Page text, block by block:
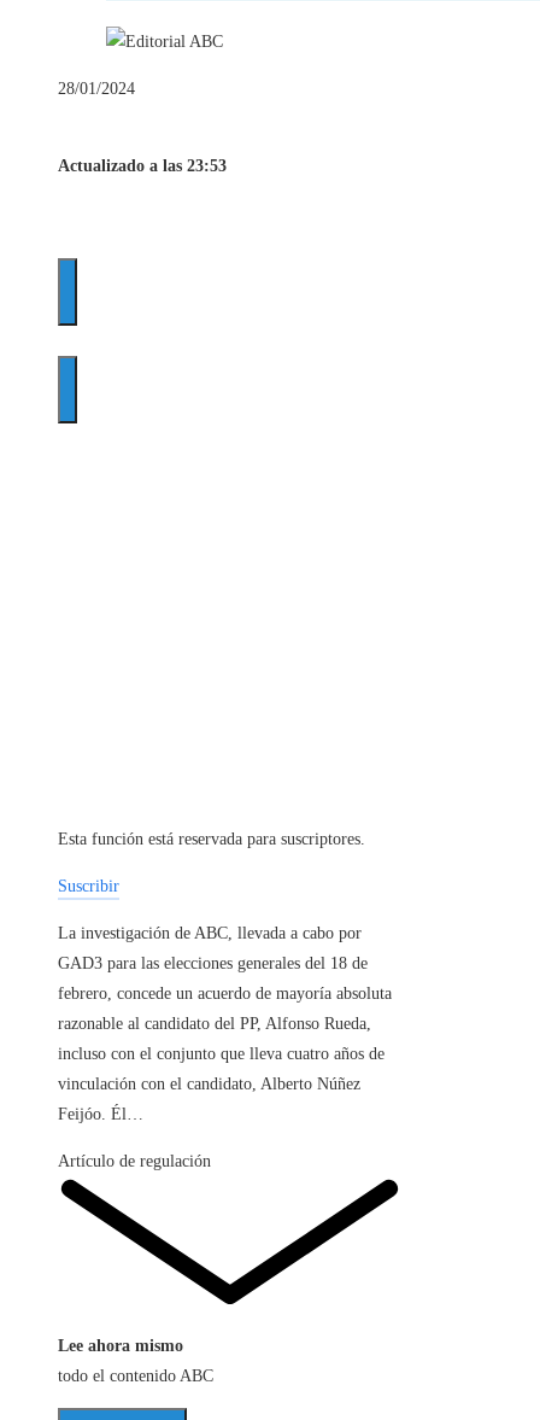
28/01/2024
Actualizado a las 23:53
Esta función está reservada para suscriptores.
Suscribir
La investigación de ABC, llevada a cabo por
GAD3 para las elecciones generales del 18 de
febrero, concede un acuerdo de mayoría absoluta
razonable al candidato del PP, Alfonso Rueda,
incluso con el conjunto que lleva cuatro años de
vinculación con el candidato, Alberto Núñez
Feijóo. Él…
Artículo de regulación
Lee ahora mismo
todo el contenido ABC